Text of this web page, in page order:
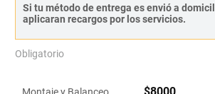
Si tu método de entrega es envió a
aplicaran recargos por los servicios.
Obligatorio